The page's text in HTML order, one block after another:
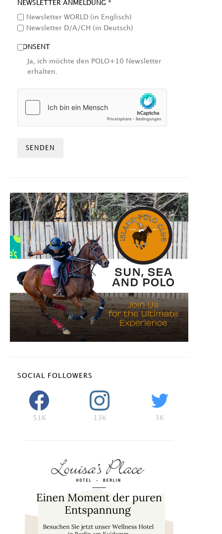
NEWSLETTER ANMELDUNG *
Newsletter WORLD (in Englisch)
Newsletter D/A/CH (in Deutsch)
CONSENT
Ja, ich möchte den POLO+10 Newsletter
erhalten.
SOCIAL FOLLOWERS
51K 13K 3K